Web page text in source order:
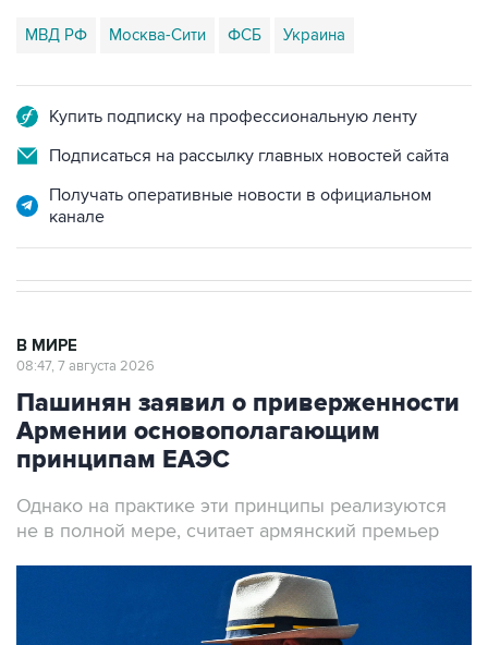
МВД РФ Москва-Сити ФСБ Украина
Купить подписку на профессиональную ленту
Подписаться на рассылку главных новостей сайта
Получать оперативные новости в официальном
канале
В МИРЕ
08:47, 7 августа 2026
Пашинян заявил о приверженности
Армении основополагающим
принципам ЕАЭС
Однако на практике эти принципы реализуются
не в полной мере, считает армянский премьер